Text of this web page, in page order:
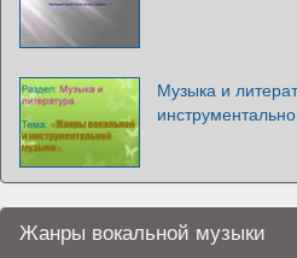
Музыка и
Жанры вокальной музыки